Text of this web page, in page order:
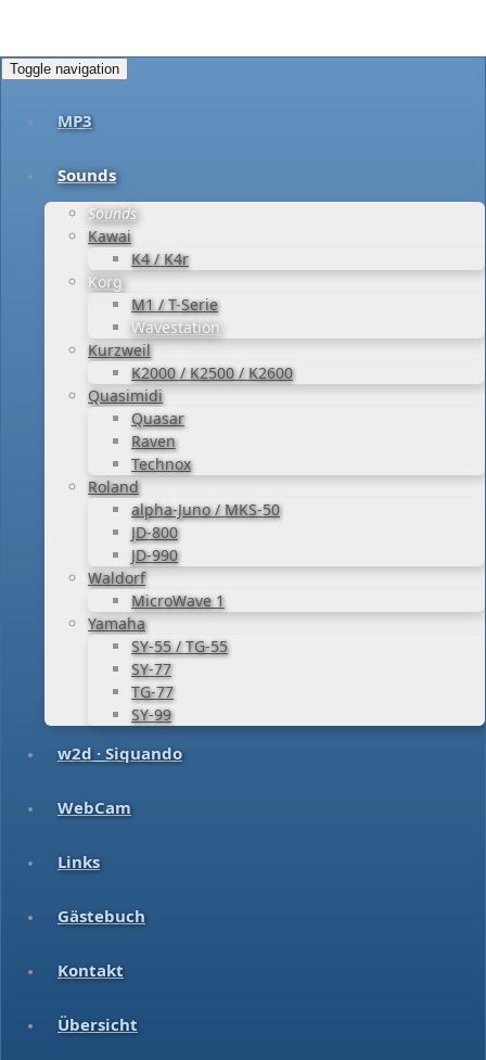
Toggle navigation
MP3
Sounds
Sounds
Kawai
K4 / K4r
Korg
M1 / T-Serie
Wavestation
Kurzweil
K2000 / K2500 / K2600
Quasimidi
Quasar
Raven
Technox
Roland
alpha-Juno / MKS-50
JD-800
JD-990
Waldorf
MicroWave 1
Yamaha
SY-55 / TG-55
SY-77
TG-77
SY-99
w2d · Siquando
WebCam
Links
Gästebuch
Kontakt
Übersicht